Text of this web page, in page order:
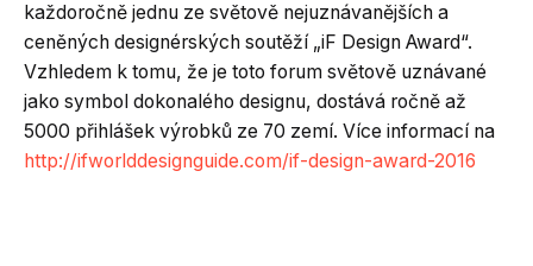
každoročně jednu ze světově nejuznávanějších a
ceněných designérských soutěží „iF Design Award“.
Vzhledem k tomu, že je toto forum světově uznávané
jako symbol dokonalého designu, dostává ročně až
5000 přihlášek výrobků ze 70 zemí. Více informací na
http://ifworlddesignguide.com/if-design-award-2016